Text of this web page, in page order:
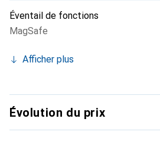
Éventail de fonctions
MagSafe
Afficher plus
Évolution du prix